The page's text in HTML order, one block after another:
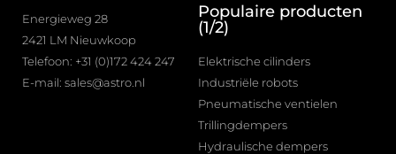
Energieweg 28
2421 LM Nieuwkoop
Telefoon: +31 (0)172 424 247
E-mail: sales@astro.nl
Populaire producten
(1/2)
Elektrische cilinders
Industriële robots
Pneumatische ventielen
Trillingdempers
Hydraulische dempers